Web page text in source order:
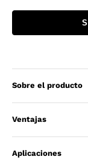
Sobre el producto
Ventajas
Aplicaciones